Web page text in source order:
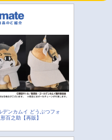
デンカムイ どうぶつフォ
百之助【再販】